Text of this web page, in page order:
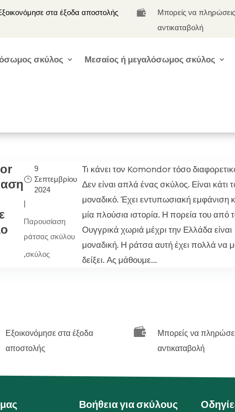
στα έξοδα αποστολής 
Μπορείς να
αντικαταβολή
σκύλος Μεσαίος ή μεγαλόσωμος σκύλος
9
Σεπτεμβρίου
2024
|
Παρουσίαση
ράτσας σκύλου
,σκύλος
Τι κάνει τον Komondor τόσο
Δεν είναι απλά ένας σκύλος. Είναι κάτι
μοναδικό. Έχει εντυπωσιακή εμφάνιση
μία πλούσια ιστορία. Η πορεία του από
Ουγγρικά χωριά μέχρι την Ελλάδα είναι
μοναδική. Η ράτσα αυτή έχει πολλά να
δείξει. Ας μάθουμε...
Εξοικονόμησε στα έξοδα
αποστολής

Μπορείς να
αντικαταβολή
Βοήθεια για σκύλους